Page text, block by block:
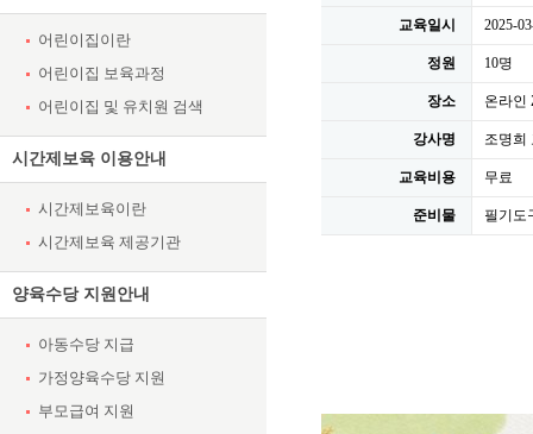
어린이집이란
어린이집 보육과정
어린이집 및 유치원 검색
시간제보육 이용안내
시간제보육이란
시간제보육 제공기관
양육수당 지원안내
아동수당 지급
가정양육수당 지원
부모급여 지원
교육일시 2025-
정원 10명
장소 온라인
강사명 조명희
교육비용 무료
준비물 필기도